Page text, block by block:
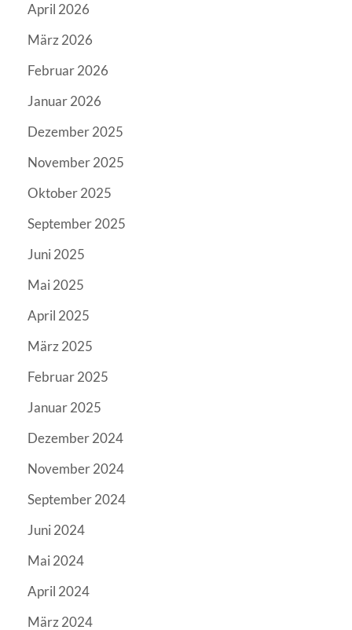
April 2026
März 2026
Februar 2026
Januar 2026
Dezember 2025
November 2025
Oktober 2025
September 2025
Juni 2025
Mai 2025
April 2025
März 2025
Februar 2025
Januar 2025
Dezember 2024
November 2024
September 2024
Juni 2024
Mai 2024
April 2024
März 2024